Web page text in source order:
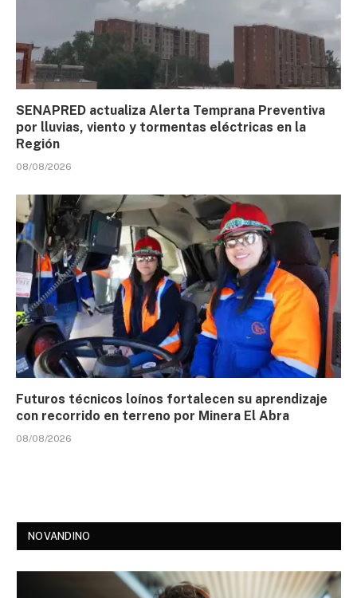
SENAPRED actualiza Alerta Temprana Preventiva
por lluvias, viento y tormentas eléctricas en la
Región
08/08/2026
Futuros técnicos loínos fortalecen su aprendizaje
con recorrido en terreno por Minera El Abra
08/08/2026
NOVANDINO